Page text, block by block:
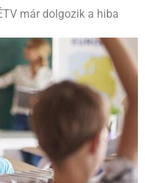
már dolgozik a hiba